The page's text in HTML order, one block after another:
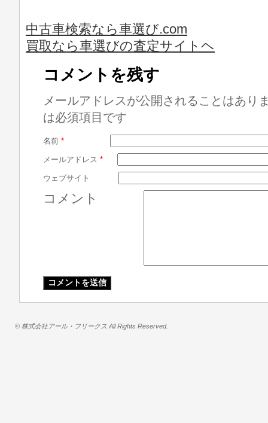
中古車検索なら車選び.com
買取なら車選びの査定サイトヘ
コメントを残す
メールアドレスが公開されることはあり
は必須項目です
名前 *
メールアドレス *
ウェブサイト
コメント
© 株式会社アール・フリークス All Rights Reserved.